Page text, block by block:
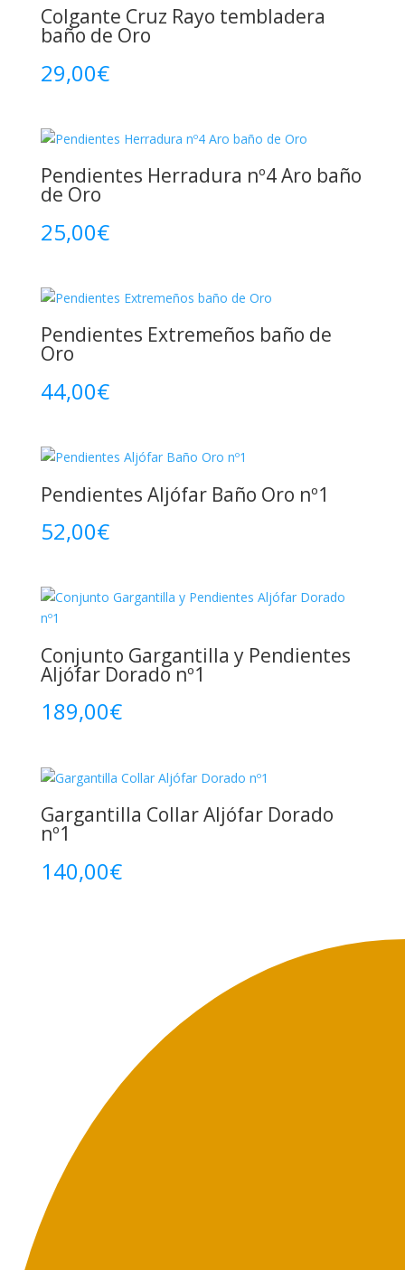
Colgante Cruz Rayo tembladera
baño de Oro
29,00€
Pendientes Herradura nº4 Aro baño
de Oro
25,00€
Pendientes Extremeños baño de
Oro
44,00€
Pendientes Aljófar Baño Oro nº1
52,00€
Conjunto Gargantilla y Pendientes
Aljófar Dorado nº1
189,00€
Gargantilla Collar Aljófar Dorado
nº1
140,00€